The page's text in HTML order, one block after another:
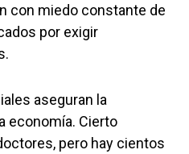
con miedo constante de
por exigir
aseguran la
economía. Cierto
pero hay cientos